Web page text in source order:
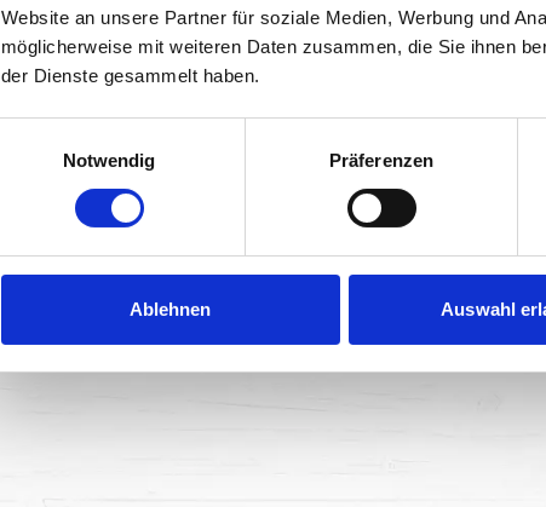
Website an unsere Partner für soziale Medien, Werbung und
möglicherweise mit weiteren Daten zusammen, die Sie ihnen
der Dienste gesammelt haben.
Notwendig
Präferenzen
Ablehnen Auswahl